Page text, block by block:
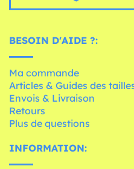
BESOIN D'AIDE ?:
Ma commande
Articles & Guides des
Envois & Livraison
Retours
Plus de questions
INFORMATION: